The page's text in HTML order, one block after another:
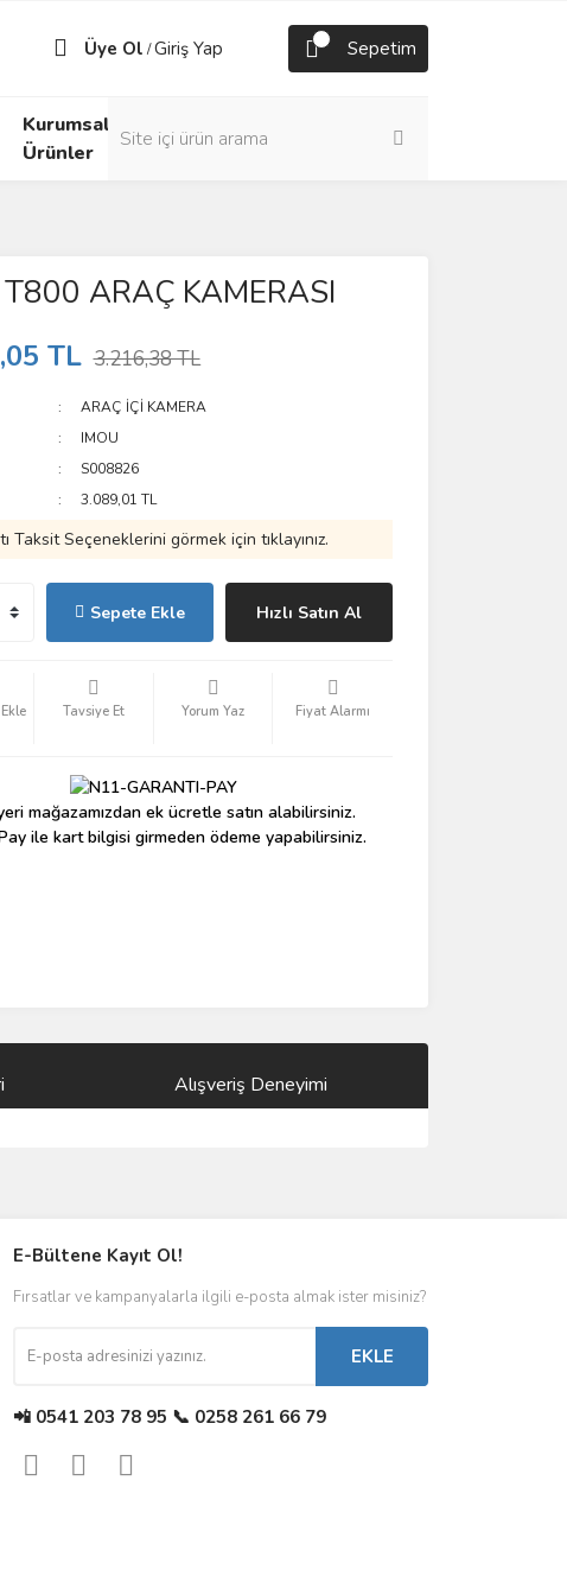
Üye Ol /Giriş Yap Sepetim
Kurumsal
Ürünler
ARAÇ KAMERASI
TL 3.216,38 TL
ARAÇ İÇİ KAMERA
IMOU
S008826
3.089,01 TL
Taksit Seçeneklerini görmek için tıklayınız.
Sepete Ekle Hızlı Satın Al
Tavsiye Et Yorum Yaz Fiyat Alarmı
mağazamızdan ek ücretle satın alabilirsiniz.
ile kart bilgisi girmeden ödeme yapabilirsiniz.
Alışveriş Deneyimi
E-Bültene Kayıt Ol!
Fırsatlar ve kampanyalarla ilgili e-posta almak ister misiniz?
EKLE
📲 0541 203 78 95 📞 0258 261 66 79